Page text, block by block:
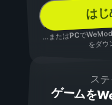
は
...またはPCで
をダウ
ス
ゲームを